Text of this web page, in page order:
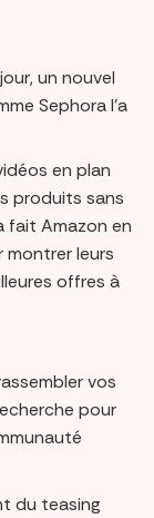
un nouvel
Sephora l’a
en plan
produits sans
fait Amazon en
leurs
offres à
vos
pour
du teasing